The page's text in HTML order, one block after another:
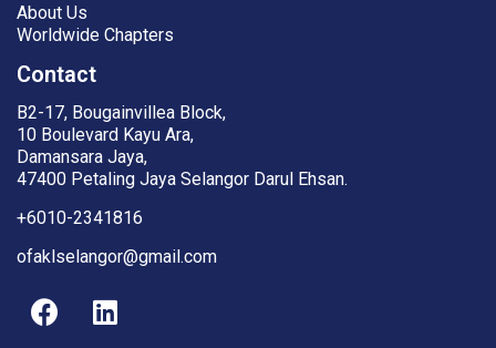
About Us
Worldwide Chapters
Contact
B2-17, Bougainvillea Block,
10 Boulevard Kayu Ara,
Damansara Jaya,
47400 Petaling Jaya Selangor Darul Ehsan.
+6010-2341816
ofaklselangor@gmail.com